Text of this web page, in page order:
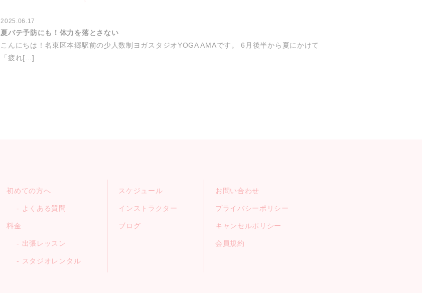
2025.06.17
夏バテ予防にも！体力を落とさない
こんにちは！名東区本郷駅前の少人数制ヨガスタジオYOGA AMAです。 6月後半から夏にかけて
「疲れ[...]
初めての方へ
よくある質問
料金
出張レッスン
スタジオレンタル
スケジュール
インストラクター
ブログ
お問い合わせ
プライバシーポリシー
キャンセルポリシー
会員規約